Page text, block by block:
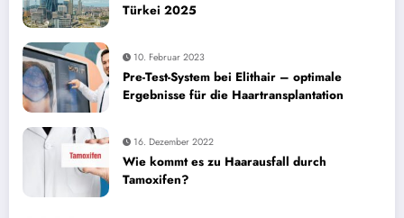
Türkei 2025
10. Februar 2023
Pre-Test-System bei Elithair – optimale
Ergebnisse für die Haartransplantation
16. Dezember 2022
Wie kommt es zu Haarausfall durch
Tamoxifen?